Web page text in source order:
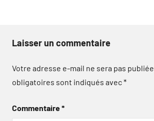
Laisser un commentaire
Votre adresse e-mail ne sera pas publiée.
obligatoires sont indiqués avec*
Commentaire*